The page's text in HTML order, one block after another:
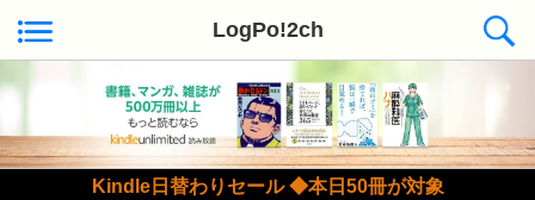
LogPo!2ch
Kindle日替わりセール ◆本日50冊が対象